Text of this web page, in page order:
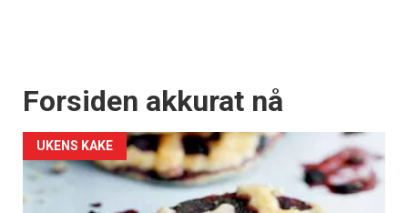
Forsiden akkurat nå
UKENS KAKE